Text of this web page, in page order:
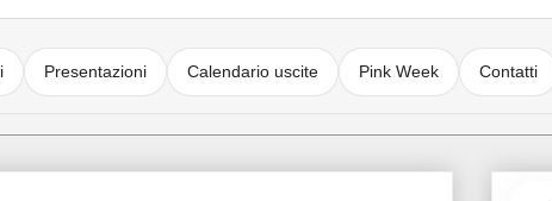
Presentazioni Calendario uscite Pink Week Contatti